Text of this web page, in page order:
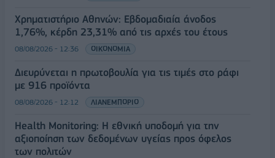
Χρηματιστήριο Αθηνών: Εβδομαδιαία άνοδος
1,76%, κέρδη 23,31% από τις αρχές του έτους
08/08/2026 - 12:36 ΟΙΚΟΝΟΜΙΑ
Διευρύνεται η πρωτοβουλία για τις τιμές στο ράφι
με 916 προϊόντα
08/08/2026 - 12:12 ΛΙΑΝΕΜΠΟΡΙΟ
Health Monitoring: Η εθνική υποδομή για την
αξιοποίηση των δεδομένων υγείας προς όφελος
των πολιτών